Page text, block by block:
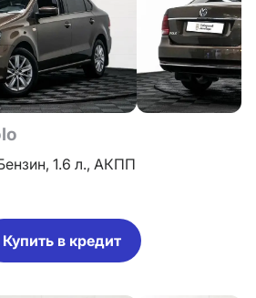
1.6 л., АКПП
Купить в кредит